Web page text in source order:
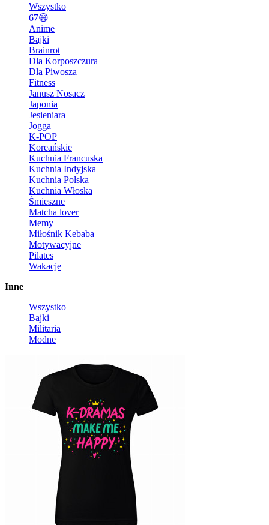
Wszystko
67😄
Anime
Bajki
Brainrot
Dla Korposzczura
Dla Piwosza
Fitness
Janusz Nosacz
Japonia
Jesieniara
Jogga
K-POP
Koreańskie
Kuchnia Francuska
Kuchnia Indyjska
Kuchnia Polska
Kuchnia Włoska
Śmieszne
Matcha lover
Memy
Miłośnik Kebaba
Motywacyjne
Pilates
Wakacje
Inne
Wszystko
Bajki
Militaria
Modne